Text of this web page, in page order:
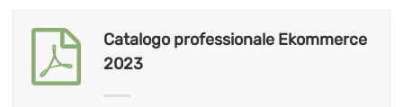
Catalogo professionale Ekommerce
2023